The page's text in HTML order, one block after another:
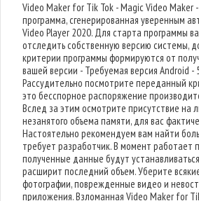
Video Maker for Tik Tok - Magic Video Maker
программа, сгенерированная уверенным
Video Player 2020. Для старта программы
отследить собственную версию системы,
критерии программы формируются от
вашей версии - Требуемая версия Android -
Рассудительно посмотрите переданный
это бесспорное распоряжение
Вслед за этим осмотрите присутствие на
незанятого объема памяти, для вас
Настоятельно рекомендуем вам найти
требует разработчик. В момент работает
полученные данные будут
расширит последний объем. Уберите
фотографии, поврежденные видео и
приложения. Взломанная Video Maker for